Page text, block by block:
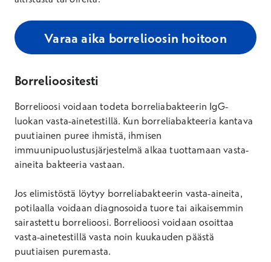
Varaa aika borrelioosin hoitoon
Borrelioositesti
Borrelioosi voidaan todeta borreliabakteerin IgG-
luokan vasta-ainetestillä. Kun borreliabakteeria kantava
puutiainen puree ihmistä, ihmisen
immuunipuolustusjärjestelmä alkaa tuottamaan vasta-
aineita bakteeria vastaan.
Jos elimistöstä löytyy borreliabakteerin vasta-aineita,
potilaalla voidaan diagnosoida tuore tai aikaisemmin
sairastettu borrelioosi. Borrelioosi voidaan osoittaa
vasta-ainetestillä vasta noin kuukauden päästä
puutiaisen puremasta.